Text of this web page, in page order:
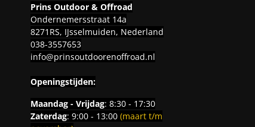
Prins Outdoor & Offroad
Ondernemersstraat 14a
8271RS, IJsselmuiden, Nederland
038-3557653
info@prinsoutdoorenoffroad.nl
Openingstijden:
Maandag - Vrijdag: 8:30 - 17:30
Zaterdag: 9:00 - 13:00 (maart t/m